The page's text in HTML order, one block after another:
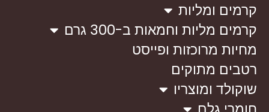
קרמים ומליות
קרמים מליות וחמאות ב-300 גרם
מחיות מרוכזות ופייסט
רטבים מתוקים
שוקולד ומוצריו